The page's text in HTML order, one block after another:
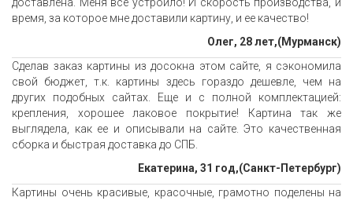
доставлена. Меня все устроило! И скорость производства, и
время, за которое мне доставили картину, и ее качество!
Олег, 28 лет,(Мурманск)
Сделав заказ картины из досокна этом сайте, я сэкономила
свой бюджет, т.к. картины здесь гораздо дешевле, чем на
других подобных сайтах. Еще и с полной комплектацией:
крепления, хорошее лаковое покрытие! Картина так же
выглядела, как ее и описывали на сайте. Это качественная
сборка и быстрая доставка до СПБ.
Екатерина, 31 год,(Санкт-Петербург)
Картины очень красивые, красочные, грамотно поделены на